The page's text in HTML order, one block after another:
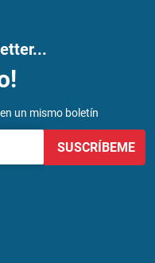
un mismo boletín
SUSCRÍBEME